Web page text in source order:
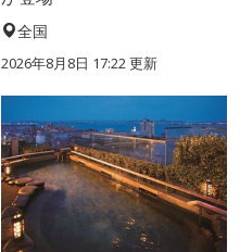
全国
2026年8月8日 17:22更新